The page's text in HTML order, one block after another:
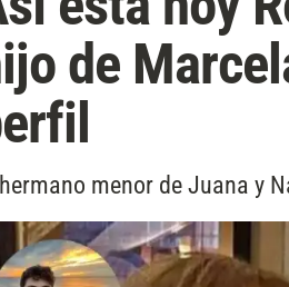
de
menor de Juana y